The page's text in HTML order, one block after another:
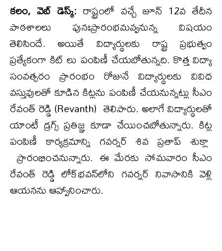
కలం, వెబ్ డెస్క్: రాష్ట్రంలో వచ్చే జూన్ 12వ తేదీన
పాఠశాలలు పునఃప్రారంభమవ్వనున్న విషయం
తెలిసిందే. అయితే విద్యార్థులకు రాష్ట్ర ప్రభుత్వం
ప్రత్యేకంగా కిట్ లు పంపిణీ చేయబోతున్నది. కొత్త విద్యా
సంవత్సరం ప్రారంభం రోజునే విద్యార్థులకు వివిధ
వస్తువులతో కూడిన కిట్లను పంపిణీ చేయనున్నట్లు సీఎం
రేవంత్ రెడ్డి (Revanth) తెలిపారు. అలాగే విద్యార్థులతో
యాంటీ డ్రగ్స్ ప్రతిజ్ఞ కూడా చేయించబోతున్నారు. కిట్ల
పంపిణీ కార్యక్రమాన్ని గవర్నర్‌ శివ ప్రతాప్ శుక్లా
ప్రారంభించనున్నారు. ఈ మేరకు సోమవారం సీఎం
రేవంత్ రెడ్డి లోక్‌భవన్‌లోని గవర్నర్ నివాసానికి వెళ్లి
ఆయనను ఆహ్వానించారు.